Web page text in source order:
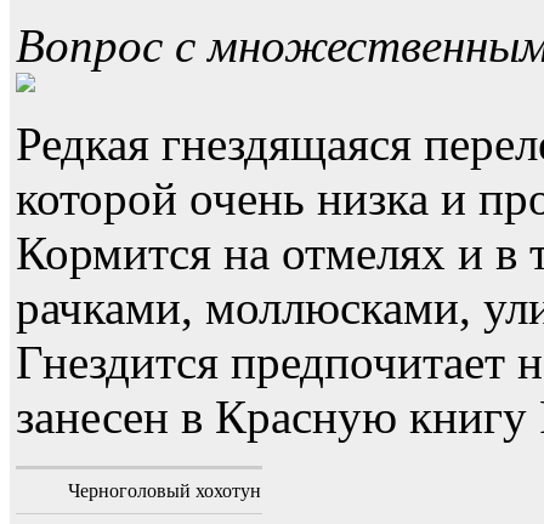
Вопрос с
Редкая гнездящаяся
которой очень низка и
Кормится на отмелях и в
рачками, моллюсками,
Гнездится предпочитает
занесен в Красную книгу
Черноголовый хохотун